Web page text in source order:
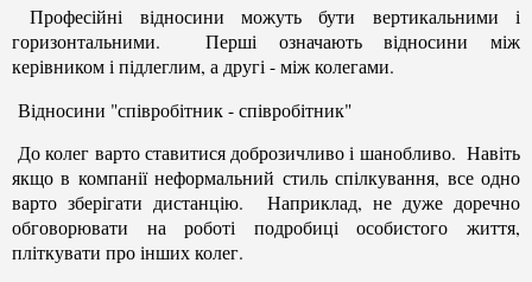
Професійні відносини можуть бути вертикальними і
горизонтальними. Перші означають відносини між
керівником і підлеглим, а другі - між колегами.
Відносини "співробітник - співробітник"
До колег варто ставитися доброзичливо і шанобливо. Навіть
якщо в компанії неформальний стиль спілкування, все одно
варто зберігати дистанцію. Наприклад, не дуже доречно
обговорювати на роботі подробиці особистого життя,
пліткувати про інших колег.